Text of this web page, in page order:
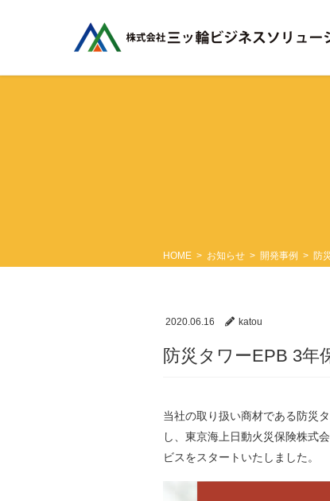
HOME お知らせ 開発事例 防
2020.06.16 katou
防災タワーEPB 3年
当社の取り扱い商材である防災
し、東京海上日動火災保険株式
ビスをスタートいたしました。